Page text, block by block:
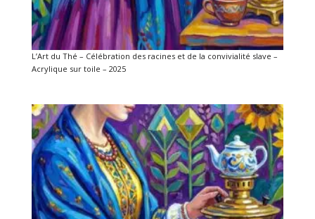
L’Art du Thé – Célébration des racines et de la convivialité slave –
Acrylique sur toile – 2025